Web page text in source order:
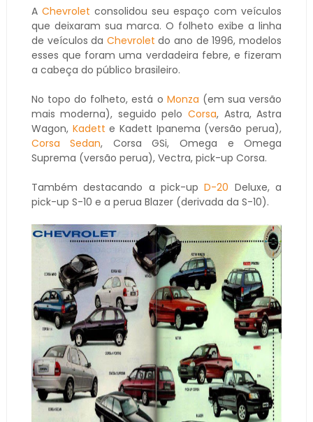
A Chevrolet consolidou seu espaço com veículos
que deixaram sua marca. O folheto exibe a linha
de veículos da Chevrolet do ano de 1996, modelos
esses que foram uma verdadeira febre, e fizeram
a cabeça do público brasileiro.
No topo do folheto, está o Monza (em sua versão
mais moderna), seguido peloCorsa, Astra, Astra
Wagon, Kadett e Kadett Ipanema (versão perua),
Corsa Sedan, Corsa GSi, Omega e Omega
Suprema (versão perua), Vectra, pick-up Corsa.
Também destacando a pick-upD-20 Deluxe, a
pick-up S-10 e a perua Blazer (derivada da S-10).